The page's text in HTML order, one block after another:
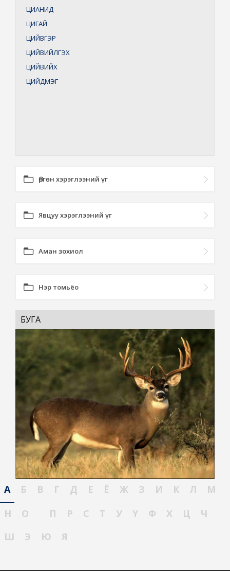
ЦИАНИД
ЦИГАЙ
ЦИЙВГЭР
ЦИЙВИЙЛГЭХ
ЦИЙВИЙХ
ЦИЙДМЭГ
Өргөн хэрэглээний үг
Явцуу хэрэглээний үг
Аман зохиол
Нэр томьёо
БУГА
А Б В Г Д Е Ё Ж З И К Л
М
Н
О П Р С Т У Ү Ф Х Ц
Ч
Ш
Э Ю Я